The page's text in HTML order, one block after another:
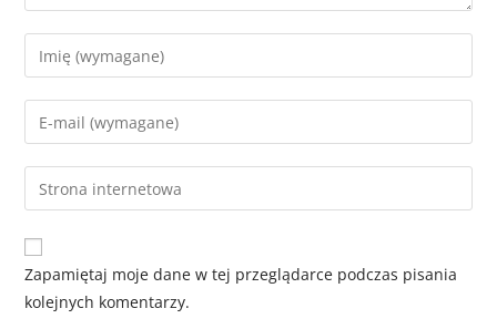
Zapamiętaj moje dane w tej przeglądarce podczas pisania
kolejnych komentarzy.